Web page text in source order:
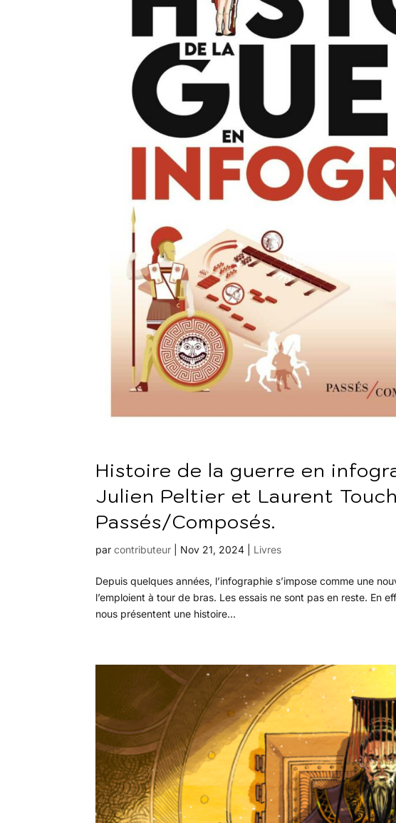
Histoire de la guerre en
Julien Peltier et Laurent
Passés/Composés.
parcontributeur Nov 21, 2024 Livres
Depuis quelques années, l’infographie s’impose comme une
l’emploient à tour de bras. Les essais ne sont pas en reste. En
nous présentent une histoire...